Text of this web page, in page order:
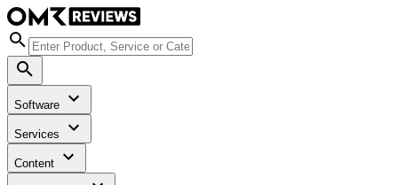
Software
Services
Content